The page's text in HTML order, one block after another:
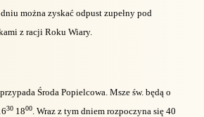
można zyskać odpust zupełny pod
z racji Roku Wiary.
Środa Popielcowa. Msze św. będą o
30 1800 . Wraz z tym dniem rozpoczyna się 40